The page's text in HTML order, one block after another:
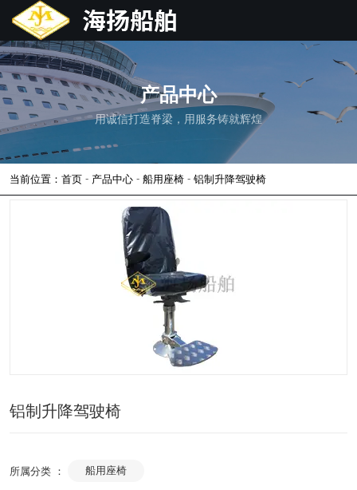
产品中心
用诚信打造脊梁，用服务铸就辉煌
当前位置：首页 - 产品中心 - 船用座椅 - 铝制升降驾驶椅
铝制升降驾驶椅
所属分类 ： 船用座椅